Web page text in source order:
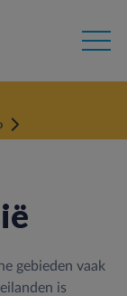
gebieden vaak
is